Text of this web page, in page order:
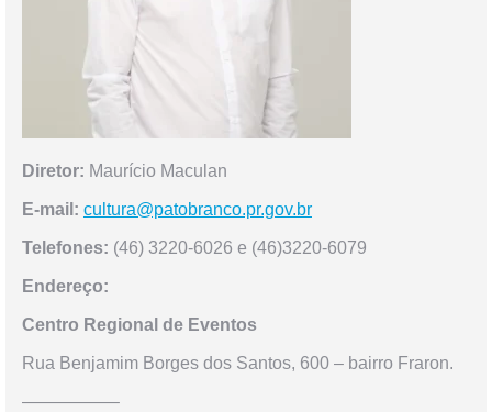
Diretor: Maurício Maculan
E-mail: cultura@patobranco.pr.gov.br
Telefones: (46) 3220-6026 e (46)3220-6079
Endereço:
Centro Regional de Eventos
Rua Benjamim Borges dos Santos, 600 – bairro Fraron.
—————–